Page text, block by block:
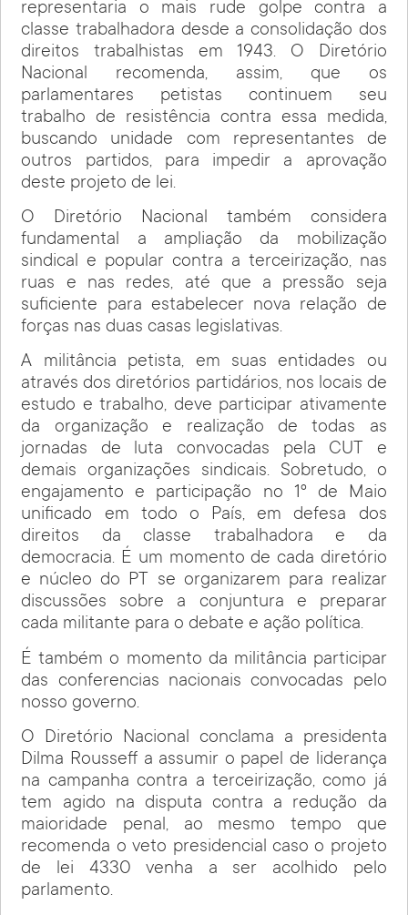
representaria o mais rude golpe contra a
classe trabalhadora desde a consolidação dos
direitos trabalhistas em 1943. O Diretório
Nacional recomenda, assim, que os
parlamentares petistas continuem seu
trabalho de resistência contra essa medida,
buscando unidade com representantes de
outros partidos, para impedir a aprovação
deste projeto de lei.
O Diretório Nacional também considera
fundamental a ampliação da mobilização
sindical e popular contra a terceirização, nas
ruas e nas redes, até que a pressão seja
suficiente para estabelecer nova relação de
forças nas duas casas legislativas.
A militância petista, em suas entidades ou
através dos diretórios partidários, nos locais de
estudo e trabalho, deve participar ativamente
da organização e realização de todas as
jornadas de luta convocadas pela CUT e
demais organizações sindicais. Sobretudo, o
engajamento e participação no 1º de Maio
unificado em todo o País, em defesa dos
direitos da classe trabalhadora e da
democracia. É um momento de cada diretório
e núcleo do PT se organizarem para realizar
discussões sobre a conjuntura e preparar
cada militante para o debate e ação política.
É também o momento da militância participar
das conferencias nacionais convocadas pelo
nosso governo.
O Diretório Nacional conclama a presidenta
Dilma Rousseff a assumir o papel de liderança
na campanha contra a terceirização, como já
tem agido na disputa contra a redução da
maioridade penal, ao mesmo tempo que
recomenda o veto presidencial caso o projeto
de lei 4330 venha a ser acolhido pelo
parlamento.